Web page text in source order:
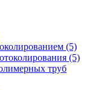
(5)
(5)
труб